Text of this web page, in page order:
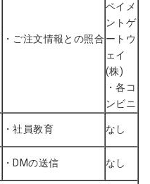
・ご注文情報との照合
ペイメ
ントゲ
ートウ
ェイ
(株)
・各コ
ンビニ
・社員教育 なし
・DMの送信 なし